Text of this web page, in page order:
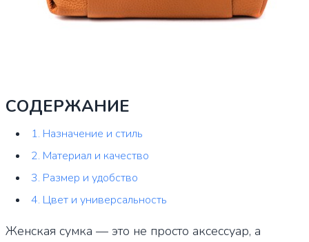
СОДЕРЖАНИЕ
1. Назначение и стиль
2. Материал и качество
3. Размер и удобство
4. Цвет и универсальность
Женская сумка — это не просто аксессуар, а